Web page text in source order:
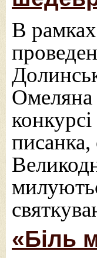
В
Омеляна
«Біль